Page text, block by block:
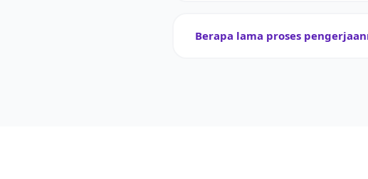
Berapa lama proses